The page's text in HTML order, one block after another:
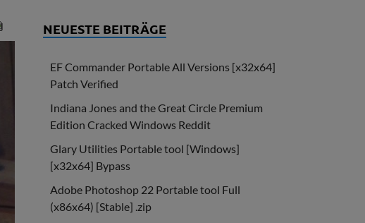
NEUESTE BEITRÄGE
EF Commander Portable All Versions [x32x64]
Patch Verified
Indiana Jones and the Great Circle Premium
Edition Cracked Windows Reddit
Glary Utilities Portable tool [Windows]
[x32x64] Bypass
Adobe Photoshop 22 Portable tool Full
(x86x64) [Stable] .zip